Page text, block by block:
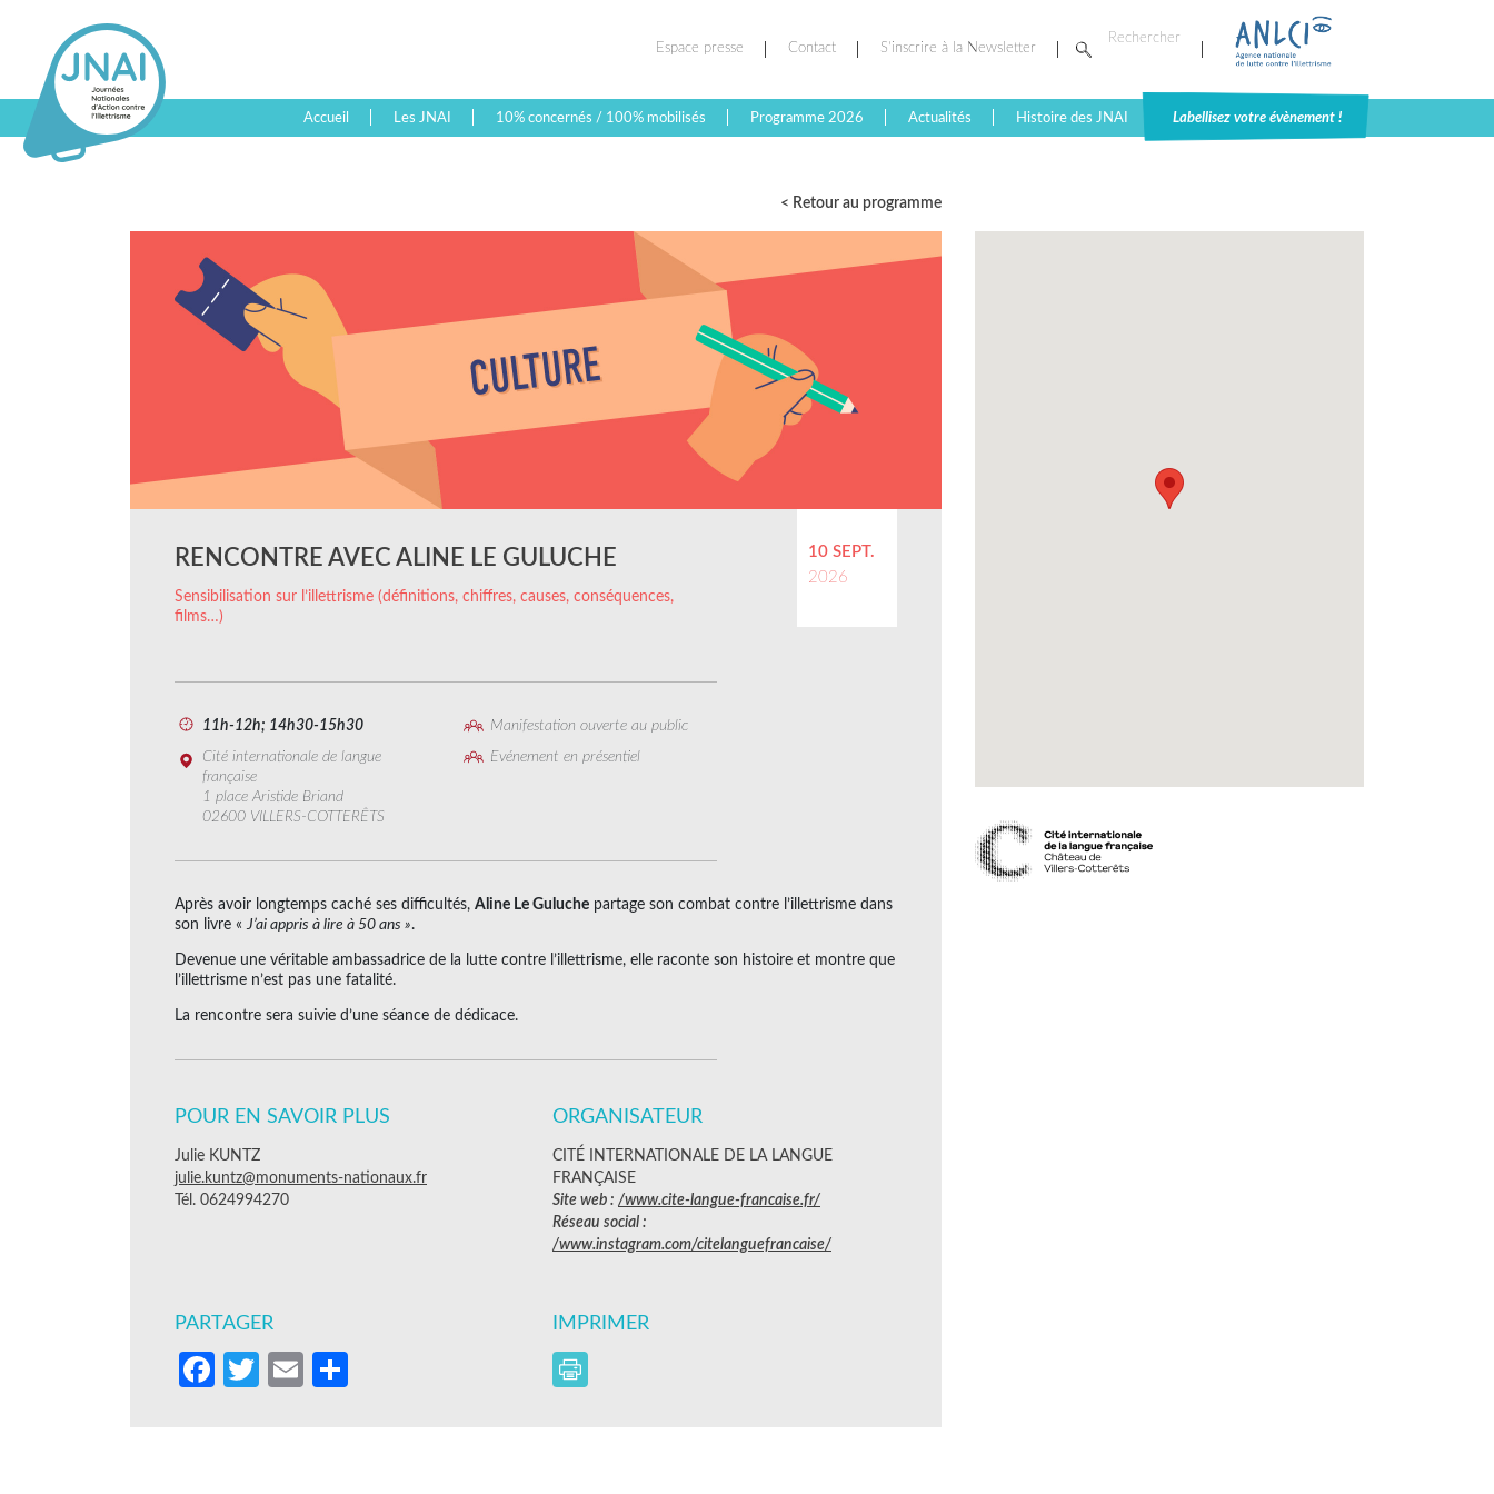
Espace presse Contact S’inscrire à la Newsletter
Accueil Les JNAI 10% concernés / 100% mobilisés Programme 2026 Actualités Histoire des JNAI Labellisez votre évènement !
< Retour au programme
10 SEPT.
2026
RENCONTRE AVEC ALINE LE GULUCHE
Sensibilisation sur l’illettrisme (définitions, chiffres, causes, conséquences,
films…)
11h-12h; 14h30-15h30
Manifestation ouverte au public
Cité internationale de langue
française
1 place Aristide Briand
02600 VILLERS-COTTERÊTS
Evénement en présentiel
Après avoir longtemps caché ses difficultés, Aline Le Guluche partage son combat contre l’illettrisme dans
son livre « J’ai appris à lire à 50 ans ».
Devenue une véritable ambassadrice de la lutte contre l’illettrisme, elle raconte son histoire et montre que
l’illettrisme n’est pas une fatalité.
La rencontre sera suivie d’une séance de dédicace.
POUR EN SAVOIR PLUS
Julie KUNTZ
julie.kuntz@monuments-nationaux.fr
Tél. 0624994270
ORGANISATEUR
CITÉ INTERNATIONALE DE LA LANGUE
FRANÇAISE
Site web : /www.cite-langue-francaise.fr/
Réseau social :
/www.instagram.com/citelanguefrancaise/
PARTAGER
Facebook
Twitter
Email
IMPRIMER